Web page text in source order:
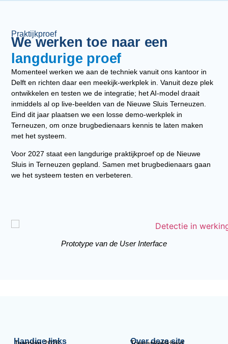
Praktijkproef
We werken toe naar een
langdurige proef
Momenteel werken we aan de techniek vanuit ons kantoor in
Delft en richten daar een meekijk‑werkplek in. Vanuit deze plek
ontwikkelen en testen we de integratie; het AI‑model draait
inmiddels al op live‑beelden van de Nieuwe Sluis Terneuzen.
Eind dit jaar plaatsen we een losse demo‑werkplek in
Terneuzen, om onze brugbedienaars kennis te laten maken
met het systeem.
Voor 2027 staat een langdurige praktijkproef op de Nieuwe
Sluis in Terneuzen gepland. Samen met brugbedienaars gaan
we het systeem testen en verbeteren.
Prototype van de User Interface
Handige links Over deze site